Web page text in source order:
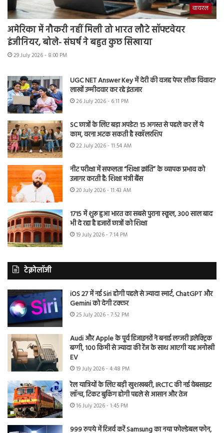
वायरल
अमेरिका में नौकरी नहीं मिली तो भारत लौटे सॉफ्टवेयर
इंजीनियर, बोले- संघर्ष ने बहुत कुछ सिखाया
29 July 2026 - 8:00 PM
UGC NET Answer Key में देरी की वजह पेपर लीक विवाद?
लाखों उम्मीदवार कर रहे इंतजार
26 July 2026 - 6:11 PM
SC छात्रों के लिए बड़ा अपडेट! 15 अगस्त से पहले कर लें ये
काम, वरना अटक सकती है स्कॉलरशिप
22 July 2026 - 11:54 AM
नीट परीक्षा में सफलता “शिक्षा क्रांति” के व्यापक प्रभाव को
उजागर करती है: शिक्षा मंत्री बैंस
20 July 2026 - 11:43 AM
1715 में शुरू हुआ भारत का सबसे पुराना स्कूल, 300 साल बाद
भी दे रहा है हजारों छात्रों को शिक्षा
19 July 2026 - 7:14 PM
टेक्नोलॉजी
iOS 27 में नई Siri होगी पहले से ज्यादा स्मार्ट, ChatGPT और
Gemini को देगी टक्कर
25 July 2026 - 7:52 PM
Audi और Apple के पूर्व डिजाइनरों ने बनाई लग्जरी इलेक्ट्रिक
बग्गी, 100 किमी से ज्यादा की रेंज के साथ आएगी यह अनोखी
EV
19 July 2026 - 4:48 PM
रेल यात्रियों के लिए बड़ी खुशखबरी, IRCTC की नई वेबसाइट
लॉन्च, टिकट बुकिंग होगी पहले से आसान और तेज
16 July 2026 - 1:45 PM
999 रुपये में रिजर्व करें Samsung का नया फोल्डेबल फोन,